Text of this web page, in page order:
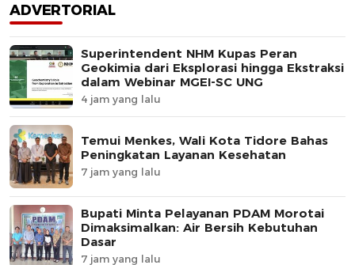
ADVERTORIAL
Superintendent NHM Kupas Peran
Geokimia dari Eksplorasi hingga Ekstraksi
dalam Webinar MGEI-SC UNG
4 jam yang lalu
Temui Menkes, Wali Kota Tidore Bahas
Peningkatan Layanan Kesehatan
7 jam yang lalu
Bupati Minta Pelayanan PDAM Morotai
Dimaksimalkan: Air Bersih Kebutuhan
Dasar
7 jam yang lalu